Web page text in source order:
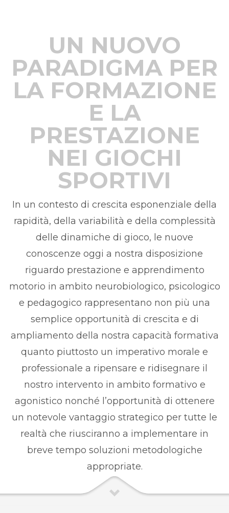
UN NUOVO
PARADIGMA PER
LA FORMAZIONE
E LA
PRESTAZIONE
NEI GIOCHI
SPORTIVI
In un contesto di crescita esponenziale della
rapidità, della variabilità e della complessità
delle dinamiche di gioco, le nuove
conoscenze oggi a nostra disposizione
riguardo prestazione e apprendimento
motorio in ambito neurobiologico, psicologico
e pedagogico rappresentano non più una
semplice opportunità di crescita e di
ampliamento della nostra capacità formativa
quanto piuttosto un imperativo morale e
professionale a ripensare e ridisegnare il
nostro intervento in ambito formativo e
agonistico nonché l’opportunità di ottenere
un notevole vantaggio strategico per tutte le
realtà che riusciranno a implementare in
breve tempo soluzioni metodologiche
appropriate.